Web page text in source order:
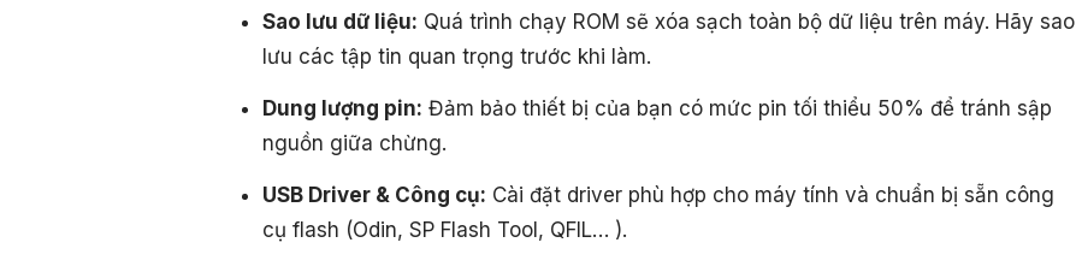
Sao lưu dữ liệu: Quá trình chạy ROM sẽ xóa sạch toàn bộ dữ liệu trên máy. Hãy sao
lưu các tập tin quan trọng trước khi làm.
Dung lượng pin: Đảm bảo thiết bị của bạn có mức pin tối thiểu 50% để tránh sập
nguồn giữa chừng.
USB Driver & Công cụ: Cài đặt driver phù hợp cho máy tính và chuẩn bị sẵn công
cụ flash (Odin, SP Flash Tool, QFIL… ).